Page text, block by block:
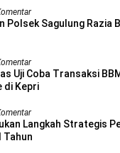
Polsek Sagulung Razia
Uji Coba Transaksi
di Kepri
Langkah Strategis
Tahun